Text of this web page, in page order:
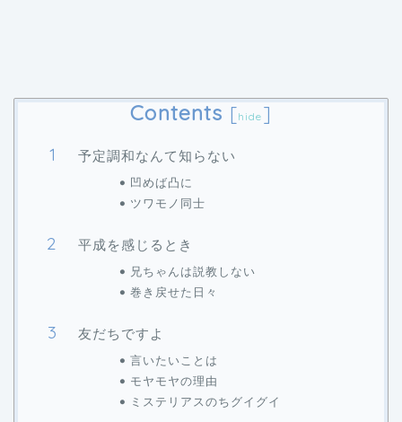
Contents [hide ]
予定調和なんて知らない
凹めば凸に
ツワモノ同士
平成を感じるとき
兄ちゃんは説教しない
巻き戻せた日々
友だちですよ
言いたいことは
モヤモヤの理由
ミステリアスのちグイグイ